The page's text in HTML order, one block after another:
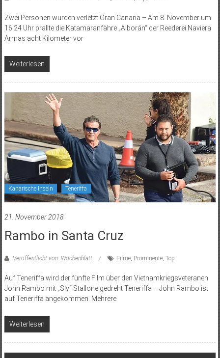
Zwei Personen wurden verletzt Gran Canaria – Am 8. November um
16.24 Uhr prallte die Katamaranfähre „Alborán“ der Reederei Naviera
Armas acht Kilometer vor
Weiterlesen
Kanarische Inseln Teneriffa
21. November 2018
Rambo in Santa Cruz
Veröffentlicht von: Wochenblatt Filme, Prominente, Top
Auf Teneriffa wird der fünfte Film über den Vietnamkriegsveteranen
John Rambo mit „Sly“ Stallone gedreht Teneriffa – John Rambo ist
auf Teneriffa angekommen. Mehrere
Weiterlesen